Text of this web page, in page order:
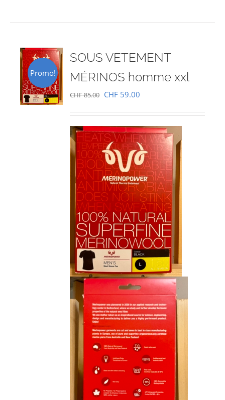
Promo!
SOUS VETEMENT
MÉRINOS homme xxl
CHF85.00 Le
initial
était :
CHF 85.00.
CHF 59.00
actuel
est :
CHF 59.00.